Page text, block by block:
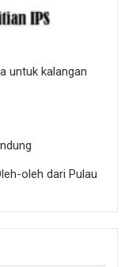
untuk kalangan
oleh dari Pulau